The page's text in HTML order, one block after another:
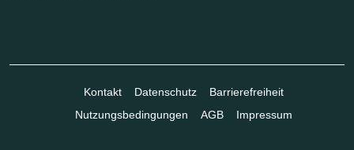
Kontakt Datenschutz
Barrierefreiheit
Nutzungsbedingungen
AGB Impressum